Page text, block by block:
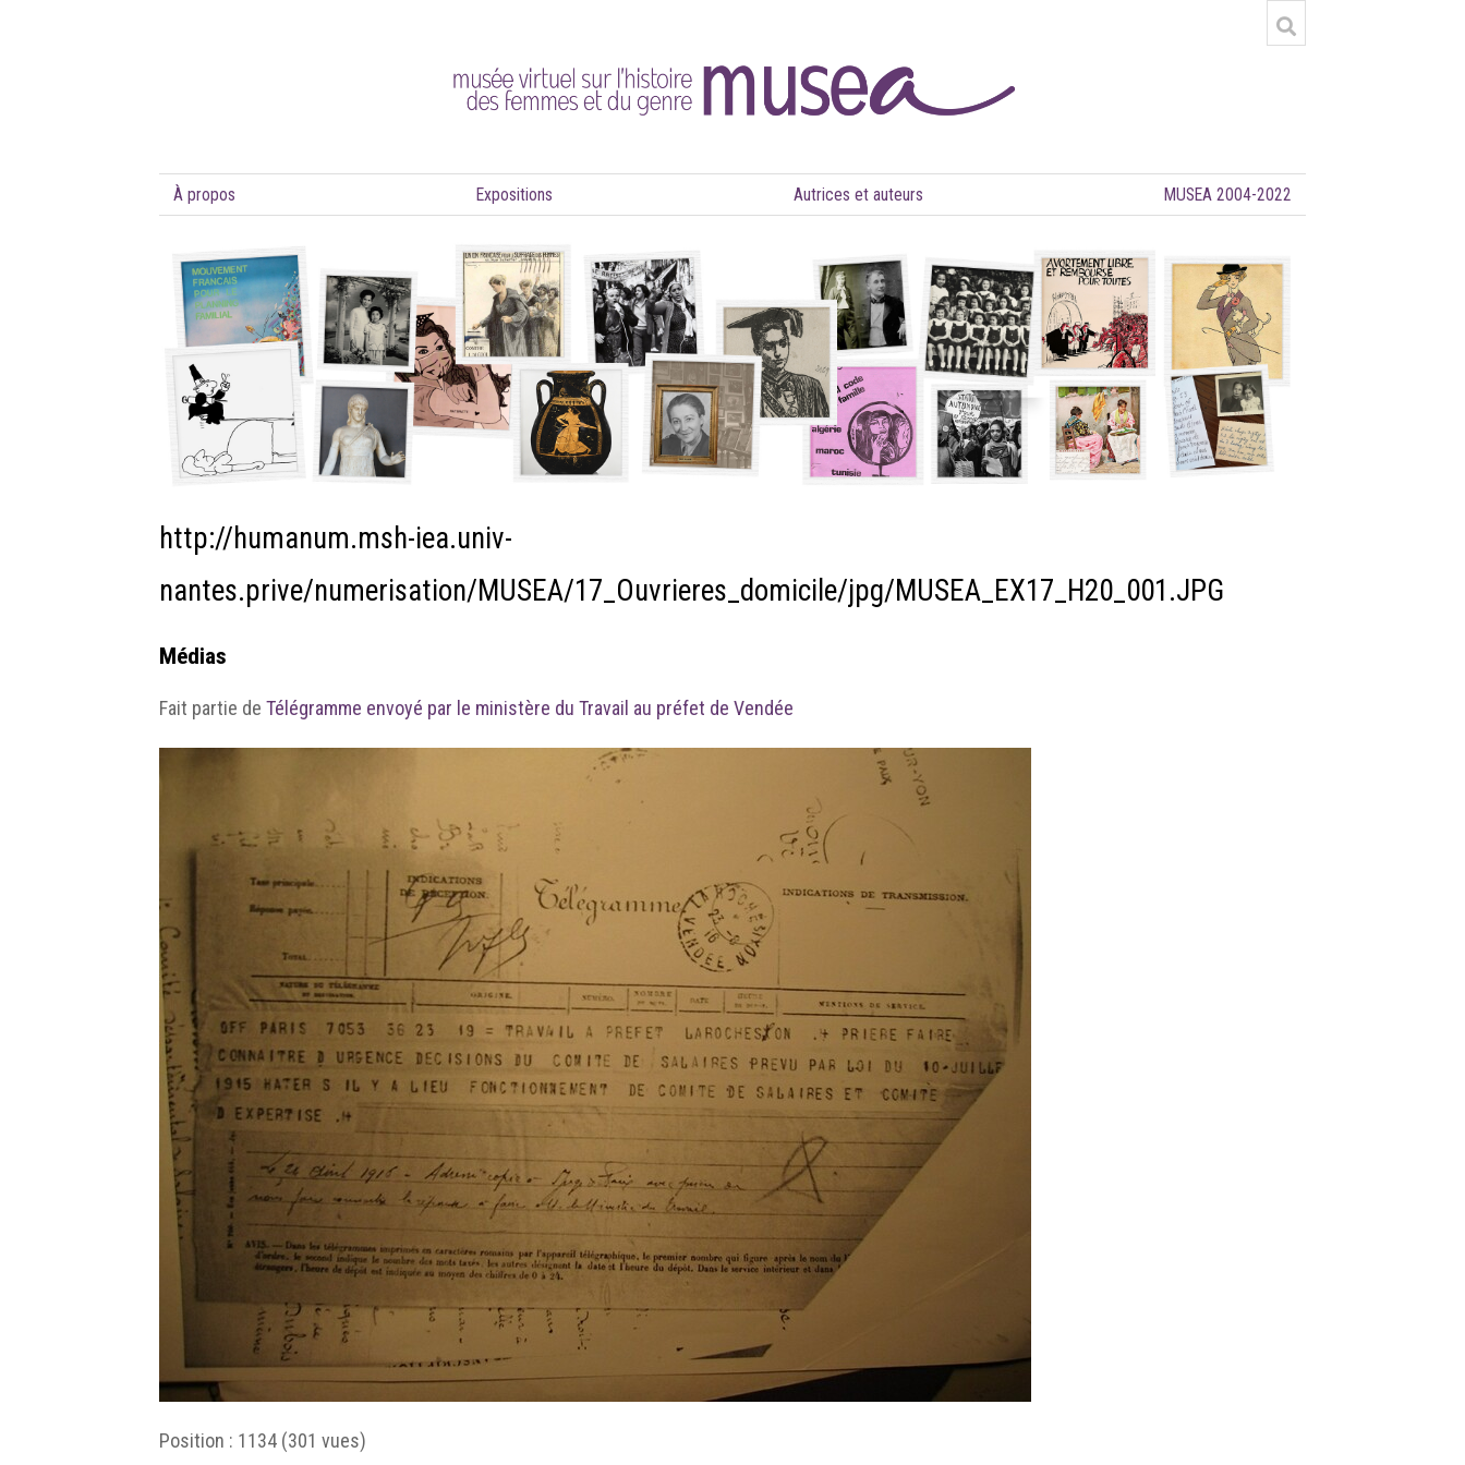
À propos Expositions Autrices et auteurs MUSEA 2004-2022
http://humanum.msh-iea.univ-
nantes.prive/numerisation/MUSEA/17_Ouvrieres_domicile/jpg/MUSEA_EX17_H20_001.JPG
Médias
Fait partie de Télégramme envoyé par le ministère du Travail au préfet de Vendée
Position : 1134 (301 vues)